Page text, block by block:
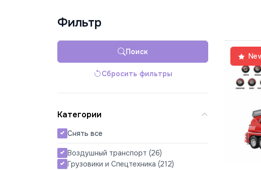
Фильтр
Поиск
Сбросить фильтры
Категории
Снять все
Воздушный транспорт (26)
Грузовики и Спецтехника (212)